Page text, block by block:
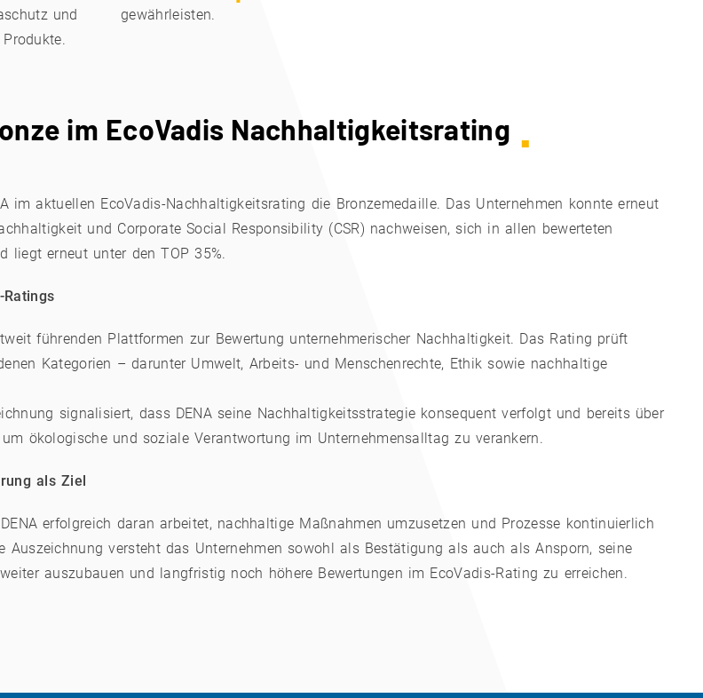
und
gewährleisten.
im EcoVadis Nachhaltigkeitsrating
im aktuellen EcoVadis-Nachhaltigkeitsrating die Bronzemedaille. Das Unternehmen konnte erneut
und Corporate Social Responsibility (CSR) nachweisen, sich in allen bewerteten
liegt erneut unter den TOP 35%.
Ratings
führenden Plattformen zur Bewertung unternehmerischer Nachhaltigkeit. Das Rating prüft
Kategorien – darunter Umwelt, Arbeits- und Menschenrechte, Ethik sowie nachhaltige
signalisiert, dass DENA seine Nachhaltigkeitsstrategie konsequent verfolgt und bereits über
ökologische und soziale Verantwortung im Unternehmensalltag zu verankern.
als Ziel
erfolgreich daran arbeitet, nachhaltige Maßnahmen umzusetzen und Prozesse kontinuierlich
Auszeichnung versteht das Unternehmen sowohl als Bestätigung als auch als Ansporn, seine
auszubauen und langfristig noch höhere Bewertungen im EcoVadis-Rating zu erreichen.